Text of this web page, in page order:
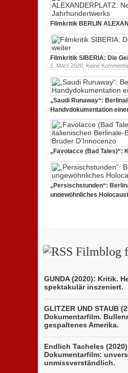
Filmkritik BERLIN
Neuauflage eines
1. März 2020, Keine
Filmkritik SIBERIA: Die
1. März 2020, Keine
„Saudi Runaway“:
Handydokumentation
„Favolacce (Bad Tales)“:
Berlinale-Beitrags der
25. Februar 2020,Keine
„Persischstunden“:
ungewöhnliches
Filmblog
GUNDA (2020): Kritik.
spektakulär inszeniert.
GLITZER UND STAUB
Dokumentarfilm.
gespaltenes Amerika.
Endlich Tacheles
Dokumentarfilm:
unmissverständlich.